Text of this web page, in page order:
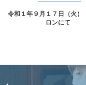
令和１年９月１７日（火
ロンにて